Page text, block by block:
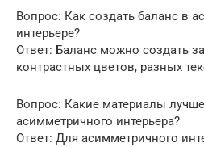
Вопрос: Как создать баланс в
интерьере?
Ответ: Баланс можно создать
контрастных цветов, разных
Вопрос: Какие материалы
асимметричного интерьера?
Ответ: Для асимметричного